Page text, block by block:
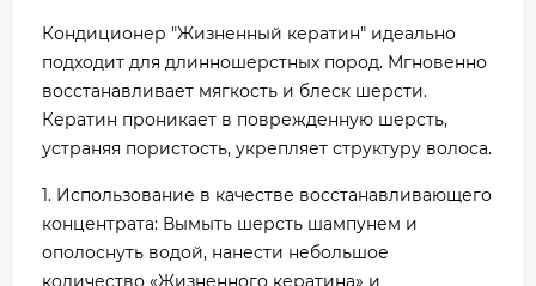
Кондиционер "Жизненный кератин" идеально
подходит для длинношерстных пород. Мгновенно
восстанавливает мягкость и блеск шерсти.
Кератин проникает в поврежденную шерсть,
устраняя пористость, укрепляет структуру волоса.
1. Использование в качестве восстанавливающего
концентрата: Вымыть шерсть шампунем и
ополоснуть водой, нанести небольшое